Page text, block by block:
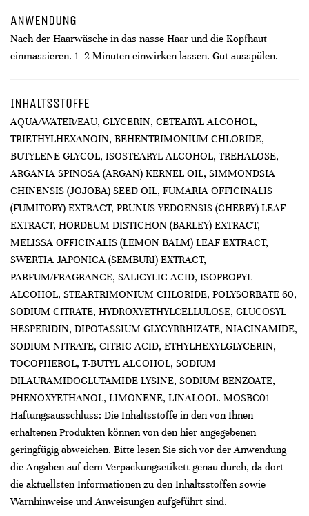
ANWENDUNG
Nach der Haarwäsche in das nasse Haar und die Kopfhaut
einmassieren. 1–2 Minuten einwirken lassen. Gut ausspülen.
INHALTSSTOFFE
AQUA/WATER/EAU, GLYCERIN, CETEARYL ALCOHOL,
TRIETHYLHEXANOIN, BEHENTRIMONIUM CHLORIDE,
BUTYLENE GLYCOL, ISOSTEARYL ALCOHOL, TREHALOSE,
ARGANIA SPINOSA (ARGAN) KERNEL OIL, SIMMONDSIA
CHINENSIS (JOJOBA) SEED OIL, FUMARIA OFFICINALIS
(FUMITORY) EXTRACT, PRUNUS YEDOENSIS (CHERRY) LEAF
EXTRACT, HORDEUM DISTICHON (BARLEY) EXTRACT,
MELISSA OFFICINALIS (LEMON BALM) LEAF EXTRACT,
SWERTIA JAPONICA (SEMBURI) EXTRACT,
PARFUM/FRAGRANCE, SALICYLIC ACID, ISOPROPYL
ALCOHOL, STEARTRIMONIUM CHLORIDE, POLYSORBATE 60,
SODIUM CITRATE, HYDROXYETHYLCELLULOSE, GLUCOSYL
HESPERIDIN, DIPOTASSIUM GLYCYRRHIZATE, NIACINAMIDE,
SODIUM NITRATE, CITRIC ACID, ETHYLHEXYLGLYCERIN,
TOCOPHEROL, T-BUTYL ALCOHOL, SODIUM
DILAURAMIDOGLUTAMIDE LYSINE, SODIUM BENZOATE,
PHENOXYETHANOL, LIMONENE, LINALOOL. MOSBC01
Haftungsausschluss: Die Inhaltsstoffe in den von Ihnen
erhaltenen Produkten können von den hier angegebenen
geringfügig abweichen. Bitte lesen Sie sich vor der Anwendung
die Angaben auf dem Verpackungsetikett genau durch, da dort
die aktuellsten Informationen zu den Inhaltsstoffen sowie
Warnhinweise und Anweisungen aufgeführt sind.